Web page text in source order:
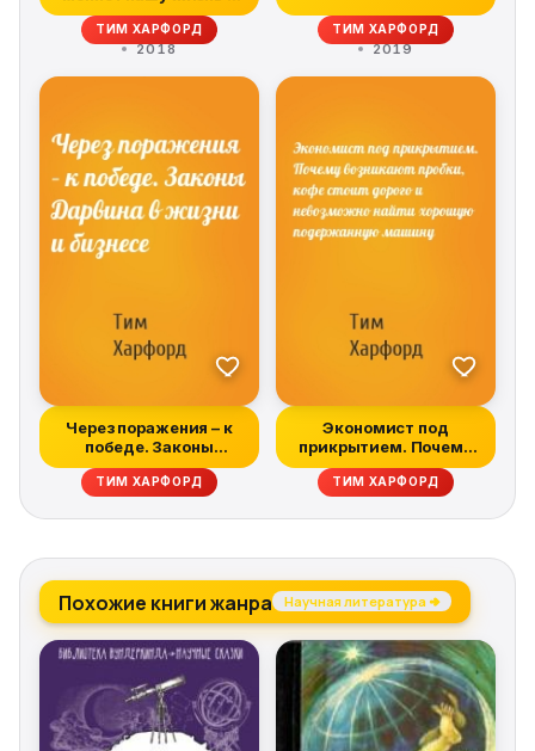
лучшему
ТИМ ХАРФОРД
2018
ТИМ ХАРФОРД
2019
Через поражения – к
победе. Законы
Дарвина в жизни...
ТИМ ХАРФОРД
Экономист под
прикрытием. Почему
возникают пробки,...
ТИМ ХАРФОРД
Похожие книги жанра Научная литература →